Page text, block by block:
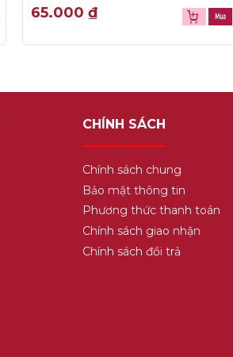
0
out
5
65.000 ₫
CHÍNH SÁCH
Chính sách chung
Bảo mật thông tin
Phương thức thanh toán
Chính sách giao nhận
Chính sách đổi trả